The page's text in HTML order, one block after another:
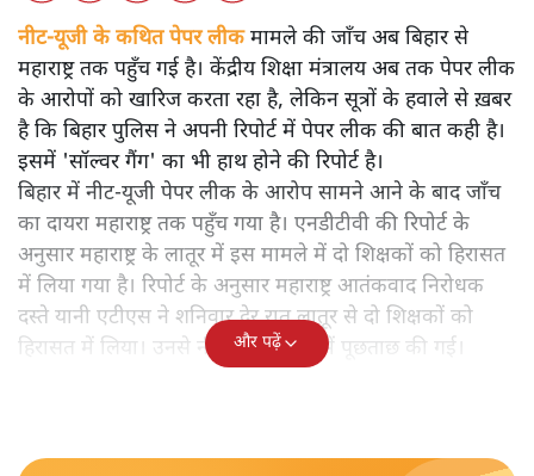
नीट-यूजी के कथित पेपर लीक मामले की जाँच अब बिहार से
महाराष्ट्र तक पहुँच गई है। केंद्रीय शिक्षा मंत्रालय अब तक पेपर लीक
के आरोपों को खारिज करता रहा है, लेकिन सूत्रों के हवाले से ख़बर
है कि बिहार पुलिस ने अपनी रिपोर्ट में पेपर लीक की बात कही है।
इसमें 'सॉल्वर गैंग' का भी हाथ होने की रिपोर्ट है।
बिहार में नीट-यूजी पेपर लीक के आरोप सामने आने के बाद जाँच
का दायरा महाराष्ट्र तक पहुँच गया है। एनडीटीवी की रिपोर्ट के
अनुसार महाराष्ट्र के लातूर में इस मामले में दो शिक्षकों को हिरासत
में लिया गया है। रिपोर्ट के अनुसार महाराष्ट्र आतंकवाद निरोधक
दस्ते यानी एटीएस ने शनिवार देर रात लातूर से दो शिक्षकों को
हिरासत में लिया। उनसे नीट पेपर मामले में पूछताछ की गई।
और पढ़ें